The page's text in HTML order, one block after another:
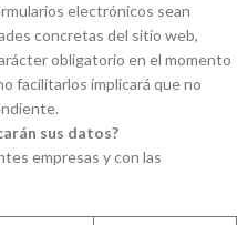
electrónicos sean
concretas del sitio web,
obligatorio en el momento
facilitarlos implicará que no
sus datos?
empresas y con las